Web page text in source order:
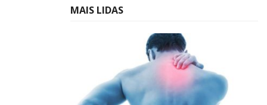
MAIS LIDAS